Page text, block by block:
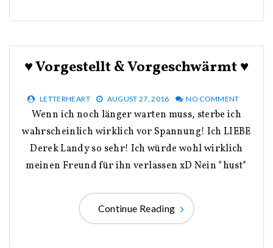
♥ Vorgestellt & Vorgeschwärmt ♥
LETTERHEART AUGUST 27, 2016 NO COMMENT
Wenn ich noch länger warten muss, sterbe ich
wahrscheinlich wirklich vor Spannung! Ich LIEBE
Derek Landy so sehr! Ich würde wohl wirklich
meinen Freund für ihn verlassen xD Nein *hust*
Continue Reading